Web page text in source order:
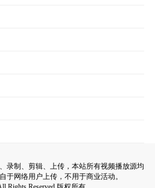
录制、剪辑、上传，本站所有视频播放源均
于网络用户上传，不用于商业活动。